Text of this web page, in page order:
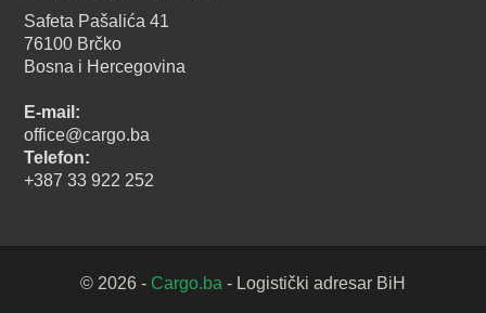
Safeta Pašalića 41
76100 Brčko
Bosna i Hercegovina
E-mail:
office@cargo.ba
Telefon:
+387 33 922 252
© 2026 - Cargo.ba - Logistički adresar BiH